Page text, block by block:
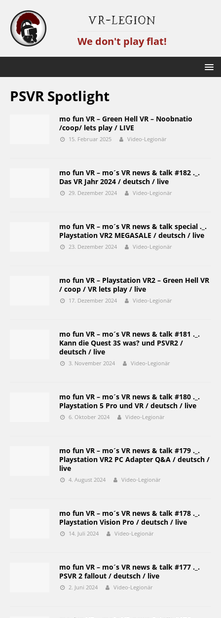
VR-Legion
We don't play flat!
PSVR Spotlight
mo fun VR – Green Hell VR – Noobnatio
/coop/ lets play / LIVE
15. Februar 2025 Video-Legionär
mo fun VR – mo´s VR news & talk #182 ._.
Das VR Jahr 2024 / deutsch / live
29. Dezember 2024 Video-Legionär
mo fun VR – mo´s VR news & talk special ._.
Playstation VR2 MEGASALE / deutsch / live
23. Dezember 2024 Video-Legionär
mo fun VR – Playstation VR2 – Green Hell VR
/ coop / VR lets play / live
17. Dezember 2024 Video-Legionär
mo fun VR – mo´s VR news & talk #181 ._.
Kann die Quest 3S was? und PSVR2 /
deutsch / live
3. November 2024 Video-Legionär
mo fun VR – mo´s VR news & talk #180 ._.
Playstation 5 Pro und VR / deutsch / live
6. Oktober 2024 Video-Legionär
mo fun VR – mo´s VR news & talk #179 ._.
Playstation VR2 PC Adapter Q&A / deutsch /
live
4. August 2024 Video-Legionär
mo fun VR – mo´s VR news & talk #178 ._.
Playstation Vision Pro / deutsch / live
14. Juli 2024 Video-Legionär
mo fun VR – mo´s VR news & talk #177 ._.
PSVR 2 fallout / deutsch / live
2. Juni 2024 Video-Legionär